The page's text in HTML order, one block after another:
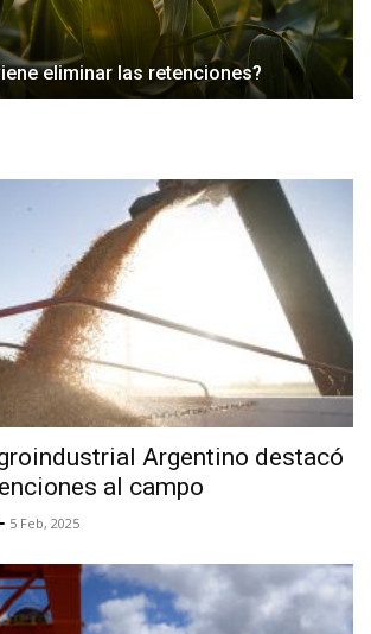
eliminar las retenciones?
Argentino destacó
al campo
- 5 Feb, 2025